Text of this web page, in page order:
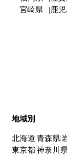
宮崎県
鹿
地域別
北海道 青森県
東京都神奈川県